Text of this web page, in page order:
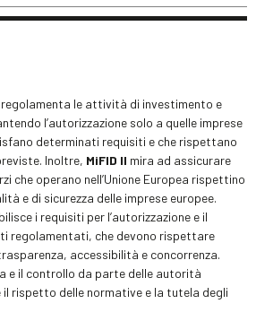
le attività di investimento e
l’autorizzazione solo a quelle imprese
determinati requisiti e che rispettano
Inoltre, MiFID II mira ad assicurare
che operano nell’Unione Europea rispettino
e di sicurezza delle imprese europee.
i requisiti per l’autorizzazione e il
regolamentati, che devono rispettare
accessibilità e concorrenza.
e il controllo da parte delle autorità
rispetto delle normative e la tutela degli